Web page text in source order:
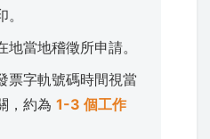
當地稽徵所申請。
票字軌號碼時間視當
，約為 1-3 個工作